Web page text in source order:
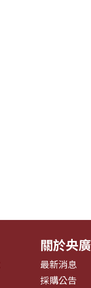
關於央廣
最新消息
採購公告